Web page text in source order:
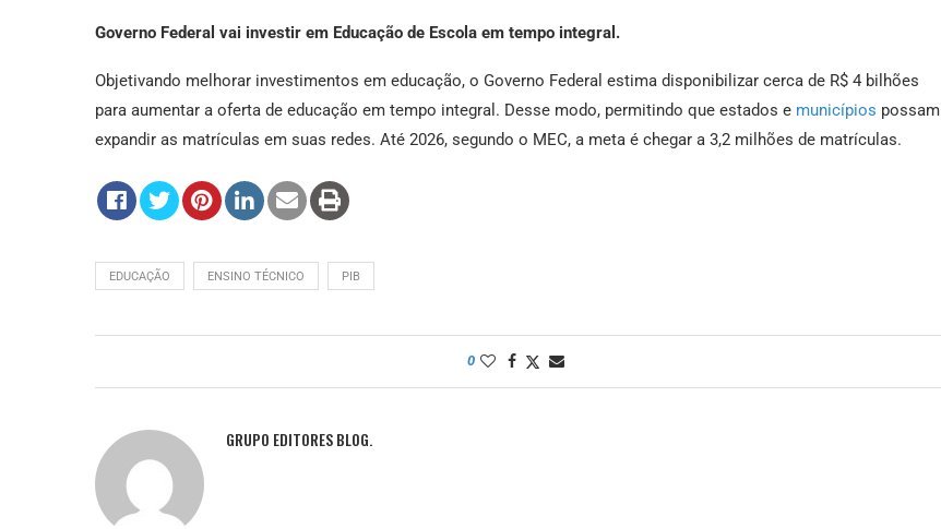
Governo Federal vai investir em Educação de Escola em tempo integral.
Objetivando melhorar investimentos em educação, o Governo Federal estima disponibilizar cerca de R$ 4 bilhões
para aumentar a oferta de educação em tempo integral. Desse modo, permitindo que estados e municípios possam
expandir as matrículas em suas redes. Até 2026, segundo o MEC, a meta é chegar a 3,2 milhões de matrículas.
EDUCAÇÃO ENSINO TÉCNICO PIB
0
GRUPO EDITORES BLOG.